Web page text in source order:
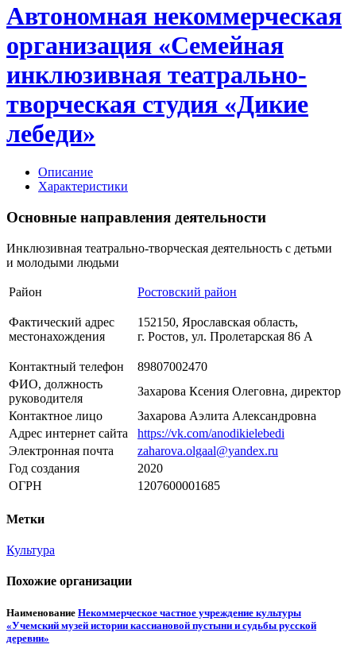
Автономная некоммерческая
организация «Семейная
инклюзивная театрально-
творческая студия «Дикие
лебеди»
Описание
Характеристики
Основные направления деятельности
Инклюзивная театрально-творческая деятельность с детьми
и молодыми людьми
Район Ростовский район
Фактический адрес
местонахождения
152150, Ярославская область,
г. Ростов, ул. Пролетарская 86 А
Контактный телефон
89807002470
ФИО, должность
руководителя
Захарова Ксения Олеговна, директор
Контактное лицо
Захарова Аэлита Александровна
Адрес интернет сайта
https://vk.com/anodikielebedi
Электронная почта
zaharova.olgaal@yandex.ru
Год создания
2020
ОГРН
1207600001685
Метки
Культура
Похожие организации
Наименование Некоммерческое частное учреждение культуры
«Учемский музей истории кассиановой пустыни и судьбы русской
деревни»